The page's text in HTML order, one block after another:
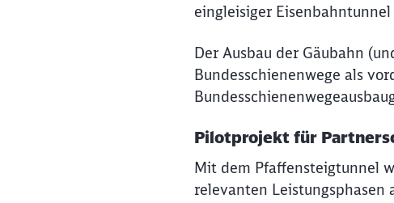
eingleisiger
Der Ausbau der Gäubahn
Bundesschienenwege als
Pilotprojekt für
Mit dem Pfaffensteigtunnel
relevanten Leistungsphasen